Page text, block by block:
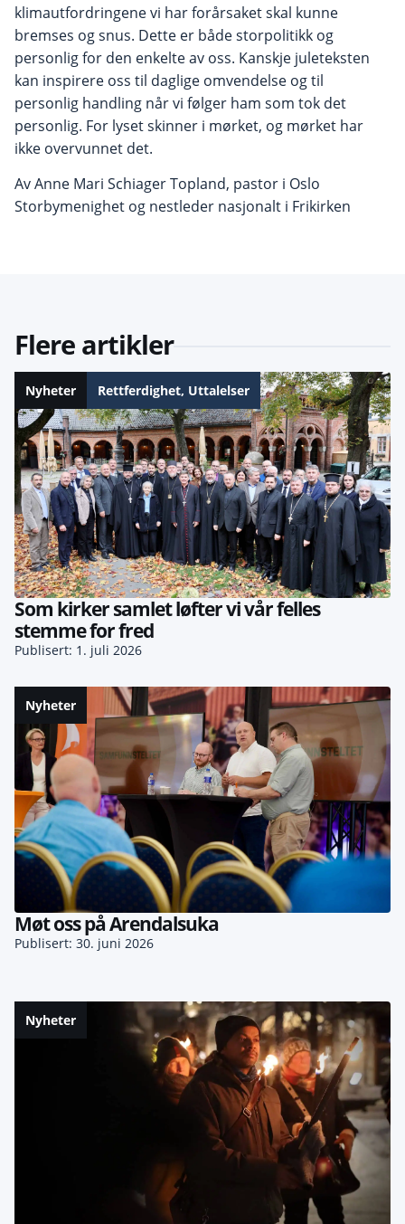
klimautfordringene vi har forårsaket skal kunne
bremses og snus. Dette er både storpolitikk og
personlig for den enkelte av oss. Kanskje juleteksten
kan inspirere oss til daglige omvendelse og til
personlig handling når vi følger ham som tok det
personlig. For lyset skinner i mørket, og mørket har
ikke overvunnet det.
Av Anne Mari Schiager Topland, pastor i Oslo
Storbymenighet og nestleder nasjonalt i Frikirken
Flere artikler
Nyheter Rettferdighet, Uttalelser
Som kirker samlet løfter vi vår felles
stemme for fred
Publisert: 1. juli 2026
Nyheter
Møt oss på Arendalsuka
Publisert: 30. juni 2026
Nyheter